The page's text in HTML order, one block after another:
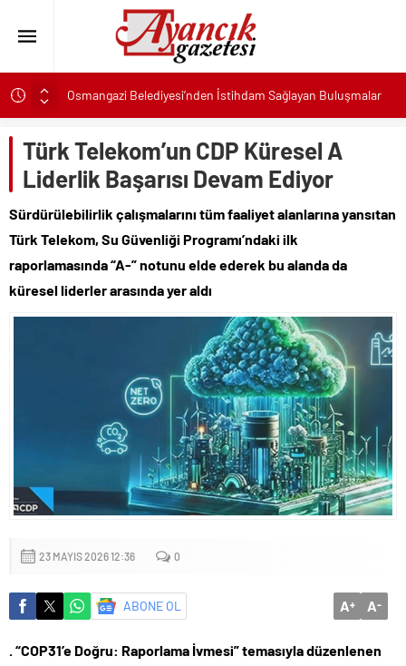
Konak’ta imzalar fırsat eşitliği için atıldı
Başkan Hatice Gençay: “Didim’in Minik Ev Sahiplerine Sahip
Gündüz Sahadayız”
Başkan Çerçioğlu’ndan 7 Eylül Temalı Ödüllü Resim, Şiir ve
Kompozisyon Yarışması
Başkan Hatice Gençay: “Kadınlarımızın Üretim Gücünü
Torbalı’nın kuru domates emekçileri yalnız bırakılmadı
Küçük işletmeler büyük siber risklerle karşı karşıya
Türk Telekom’un CDP Küresel A
Liderlik Başarısı Devam Ediyor
Sürdürülebilirlik çalışmalarını tüm faaliyet alanlarına yansıtan
Türk Telekom, Su Güvenliği Programı’ndaki ilk
raporlamasında “A-” notunu elde ederek bu alanda da
küresel liderler arasında yer aldı
23 MAYIS 2026 12:36 0
ABONE OL A+ A-
. “COP31’e Doğru: Raporlama İvmesi” temasıyla düzenlenen